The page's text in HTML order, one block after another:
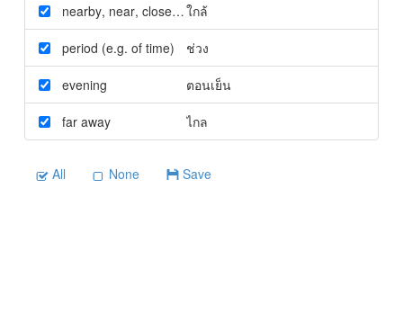
nearby, near, close toใกล้
period (e.g. of time) ช่วง
evening ตอนเย็น
far away ไกล
All None Save